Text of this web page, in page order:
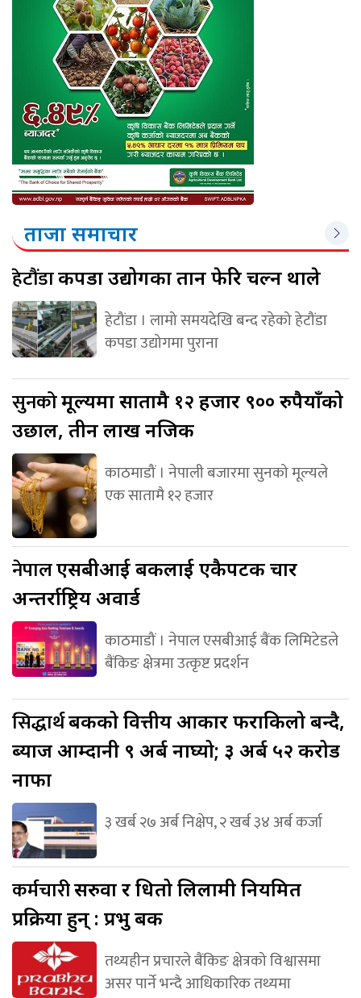
ताजा समाचार
हेटौंडाकपडा उद्योगका तान फेरि चल्न थाले
हेटौंडा । लामो समयदेखि बन्द रहेको हेटौंडा
कपडा उद्योगमा पुराना
सुनकोमूल्यमा सातामै १२ हजार ९०० रुपैयाँको
उछाल, तीन लाख नजिक
काठमाडौं । नेपाली बजारमा सुनको मूल्यले
एक सातामै १२ हजार
नेपालएसबीआई बैंकलाई एकैपटक चार
अन्तर्राष्ट्रिय अवार्ड
काठमाडौं । नेपाल एसबीआई बैंक लिमिटेडले
बैंकिङ क्षेत्रमा उत्कृष्ट प्रदर्शन
सिद्धार्थबैंकको वित्तीय आकार फराकिलो बन्दै,
ब्याज आम्दानी ९ अर्ब नाघ्यो; ३ अर्ब ५२ करोड
नाफा
३ खर्ब २७ अर्ब निक्षेप, २ खर्ब ३४ अर्ब कर्जा
कर्मचारीसरुवा र धितो लिलामी नियमित
प्रक्रिया हुन् : प्रभु बैंक
तथ्यहीन प्रचारले बैंकिङ क्षेत्रको विश्वासमा
असर पार्ने भन्दै आधिकारिक तथ्यमा